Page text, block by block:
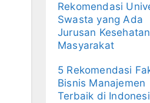
Rekomendasi
Swasta yang Ada
Jurusan Kesehatan
Masyarakat
5 Rekomendasi
Bisnis Manajemen
Terbaik di